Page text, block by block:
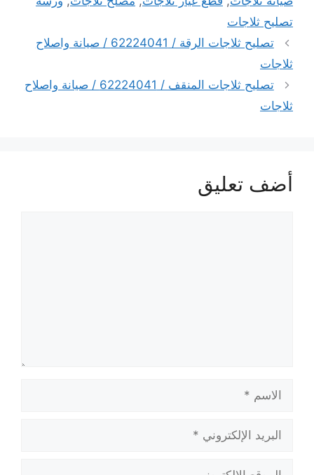
تصليح ثلاجات
تصليح ثلاجات الرقة / 62224041 / صيانة واصلاح
ثلاجات
تصليح ثلاجات المنقف / 62224041 / صيانة واصلاح
ثلاجات
أضف تعليق
الاسم
البريد
الإلكتروني
الموقع